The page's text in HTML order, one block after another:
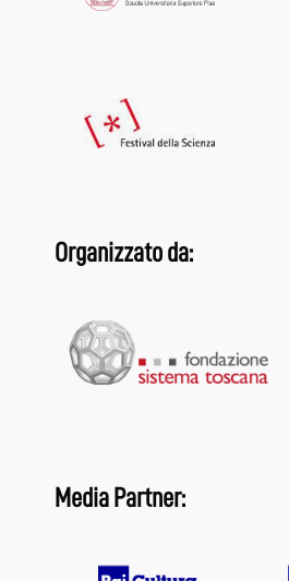
Organizzato da:
Media Partner: